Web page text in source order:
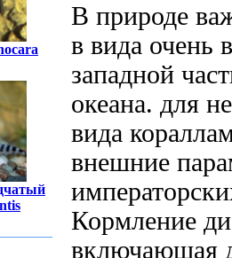
В природе
в вида очень
западной
океана. для
вида
внешние
Кормление
включающая